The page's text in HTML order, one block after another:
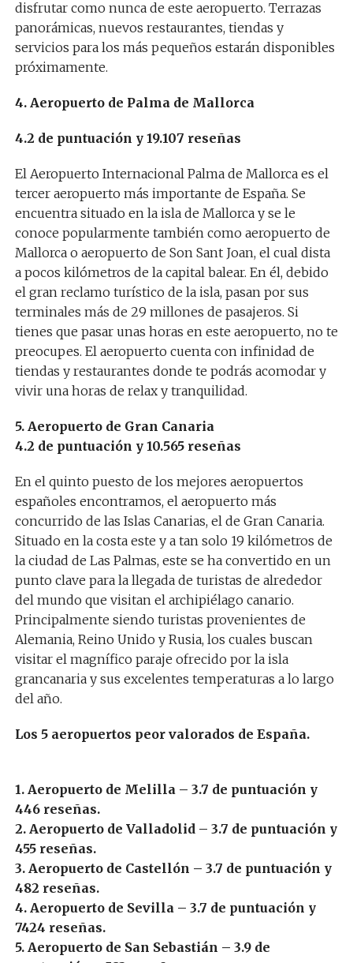
disfrutar como nunca de este aeropuerto. Terrazas
panorámicas, nuevos restaurantes, tiendas y
servicios para los más pequeños estarán disponibles
próximamente.
4. Aeropuerto de Palma de Mallorca
4.2 de puntuación y 19.107 reseñas
El Aeropuerto Internacional Palma de Mallorca es el
tercer aeropuerto más importante de España. Se
encuentra situado en la isla de Mallorca y se le
conoce popularmente también como aeropuerto de
Mallorca o aeropuerto de Son Sant Joan, el cual dista
a pocos kilómetros de la capital balear. En él, debido
el gran reclamo turístico de la isla, pasan por sus
terminales más de 29 millones de pasajeros. Si
tienes que pasar unas horas en este aeropuerto, no te
preocupes. El aeropuerto cuenta con infinidad de
tiendas y restaurantes donde te podrás acomodar y
vivir una horas de relax y tranquilidad.
5. Aeropuerto de Gran Canaria
4.2 de puntuación y 10.565 reseñas
En el quinto puesto de los mejores aeropuertos
españoles encontramos, el aeropuerto más
concurrido de las Islas Canarias, el de Gran Canaria.
Situado en la costa este y a tan solo 19 kilómetros de
la ciudad de Las Palmas, este se ha convertido en un
punto clave para la llegada de turistas de alrededor
del mundo que visitan el archipiélago canario.
Principalmente siendo turistas provenientes de
Alemania, Reino Unido y Rusia, los cuales buscan
visitar el magnífico paraje ofrecido por la isla
grancanaria y sus excelentes temperaturas a lo largo
del año.
Los 5 aeropuertos peor valorados de España.
1. Aeropuerto de Melilla – 3.7 de puntuación y
446 reseñas.
2. Aeropuerto de Valladolid – 3.7 de puntuación y
455 reseñas.
3. Aeropuerto de Castellón – 3.7 de puntuación y
482 reseñas.
4. Aeropuerto de Sevilla – 3.7 de puntuación y
7424 reseñas.
5. Aeropuerto de San Sebastián – 3.9 de